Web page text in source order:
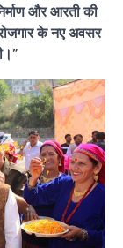
और आरती की
के नए अवसर